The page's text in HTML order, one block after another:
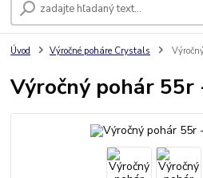
Úvod Výročné poháre Crystals
Výročný pohár 55r